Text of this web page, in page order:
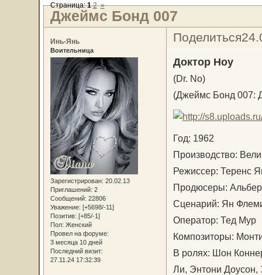
Джеймс Бонд 007
Страница:1 2 »
Поделиться
Инь-Янь
Воительница
Зарегистрирован: 20.02.13
Приглашений: 2
Сообщений: 22806
Уважение: [+5698/-11]
Позитив: [+85/-1]
Пол: Женский
Провел на форуме:
3 месяца 10 дней
Последний визит:
27.11.24 17:32:39
Доктор Ноу
(Dr. No)
(Джеймс Бонд 007:
Год: 1962
Производство:
Режиссер: Теренс
Продюсеры:
Сценарий: Ян
Оператор: Тед
Композиторы:
В ролях: Шон
Ли, Энтони